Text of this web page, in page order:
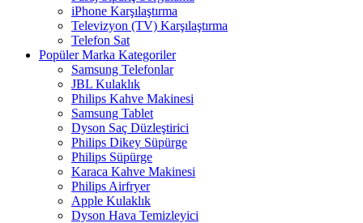
iPhone Karşılaştırma
Televizyon (TV) Karşılaştırma
Telefon Sat
Popüler Marka Kategoriler
Samsung Telefonlar
JBL Kulaklık
Philips Kahve Makinesi
Samsung Tablet
Dyson Saç Düzleştirici
Philips Dikey Süpürge
Philips Süpürge
Karaca Kahve Makinesi
Philips Airfryer
Apple Kulaklık
Dyson Hava Temizleyici